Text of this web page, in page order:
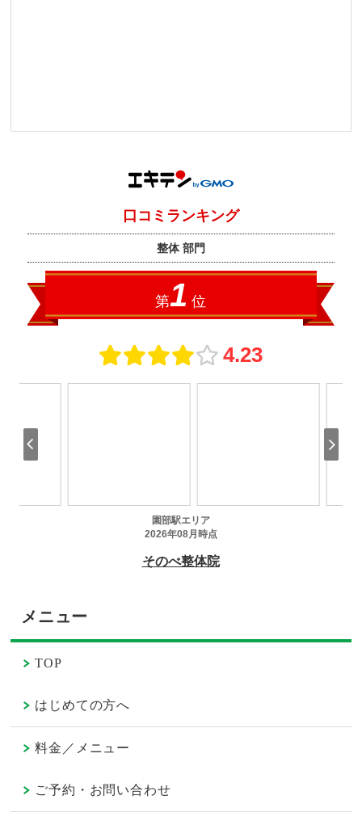
メニュー
TOP
はじめての方へ
料金／メニュー
ご予約・お問い合わせ